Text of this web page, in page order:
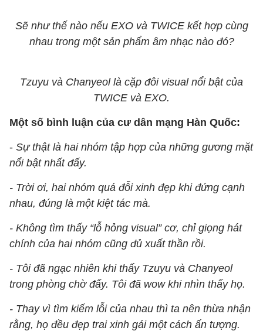
Sẽ như thế nào nếu EXO và TWICE kết hợp cùng
nhau trong một sản phẩm âm nhạc nào đó?
Tzuyu và Chanyeol là cặp đôi visual nổi bật của
TWICE và EXO.​​​​​​​
Một số bình luận của cư dân mạng Hàn Quốc:
- Sự thật là hai nhóm tập hợp của những gương mặt
nổi bật nhất đấy.
- Trời ơi, hai nhóm quá đỗi xinh đẹp khi đứng cạnh
nhau, đúng là một kiệt tác mà.
- Không tìm thấy “lỗ hỏng visual” cơ, chỉ giọng hát
chính của hai nhóm cũng đủ xuất thần rồi.
- Tôi đã ngạc nhiên khi thấy Tzuyu và Chanyeol
trong phòng chờ đấy. Tôi đã wow khi nhìn thấy họ.
- Thay vì tìm kiếm lỗi của nhau thì ta nên thừa nhận
rằng, họ đều đẹp trai xinh gái một cách ấn tượng.